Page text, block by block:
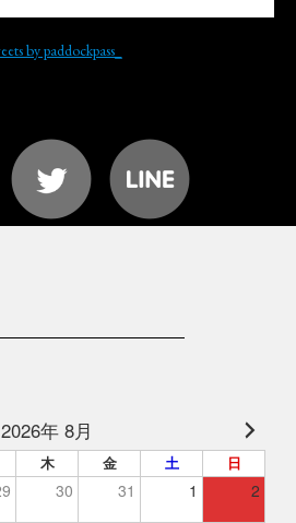
by paddockpass_
2026年 8月
木 金 土 日
30 31 1 2